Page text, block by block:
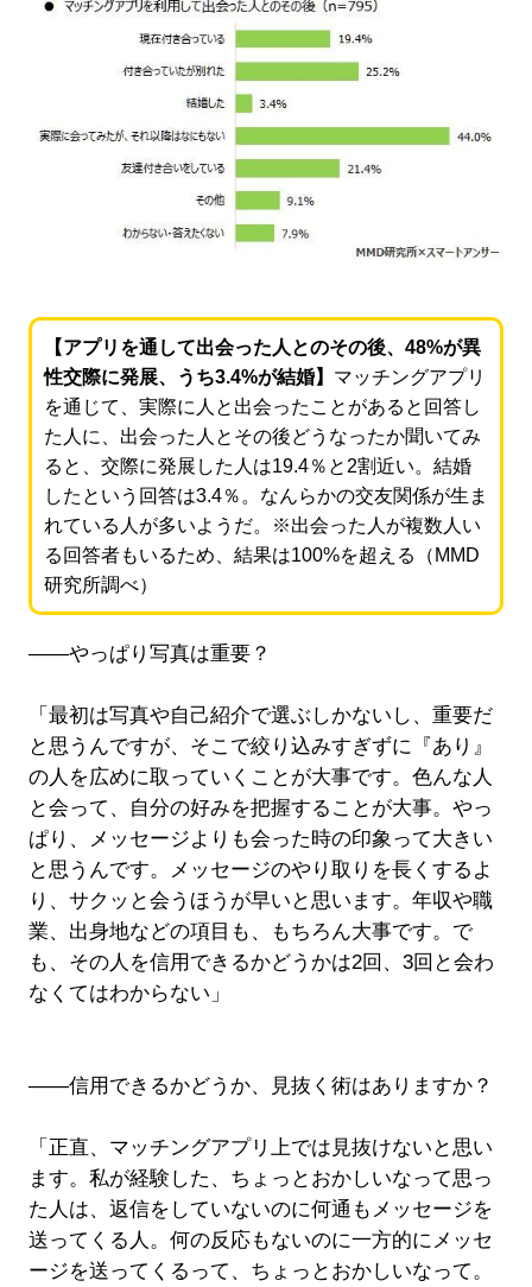
【アプリを通して出会った人とのその後、48%が異
性交際に発展、うち3.4%が結婚】 マッチングアプリ
を通じて、実際に人と出会ったことがあると回答し
た人に、出会った人とその後どうなったか聞いてみ
ると、交際に発展した人は19.4％と2割近い。結婚
したという回答は3.4％。なんらかの交友関係が生ま
れている人が多いようだ。※出会った人が複数人い
る回答者もいるため、結果は100%を超える（MMD
研究所調べ）
――やっぱり写真は重要？
「最初は写真や自己紹介で選ぶしかないし、重要だ
と思うんですが、そこで絞り込みすぎずに『あり』
の人を広めに取っていくことが大事です。色んな人
と会って、自分の好みを把握することが大事。やっ
ぱり、メッセージよりも会った時の印象って大きい
と思うんです。メッセージのやり取りを長くするよ
り、サクッと会うほうが早いと思います。年収や職
業、出身地などの項目も、もちろん大事です。で
も、その人を信用できるかどうかは2回、3回と会わ
なくてはわからない」
――信用できるかどうか、見抜く術はありますか？
「正直、マッチングアプリ上では見抜けないと思い
ます。私が経験した、ちょっとおかしいなって思っ
た人は、返信をしていないのに何通もメッセージを
送ってくる人。何の反応もないのに一方的にメッセ
ージを送ってくるって、ちょっとおかしいなって。